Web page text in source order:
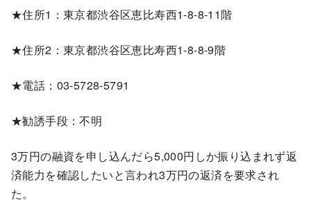
★住所1：東京都渋谷区恵比寿西1-8-8-11階
★住所2：東京都渋谷区恵比寿西1-8-8-9階
★電話：03-5728-5791
★勧誘手段：不明
3万円の融資を申し込んだら5,000円しか振り込まれず返
済能力を確認したいと言われ3万円の返済を要求され
た。